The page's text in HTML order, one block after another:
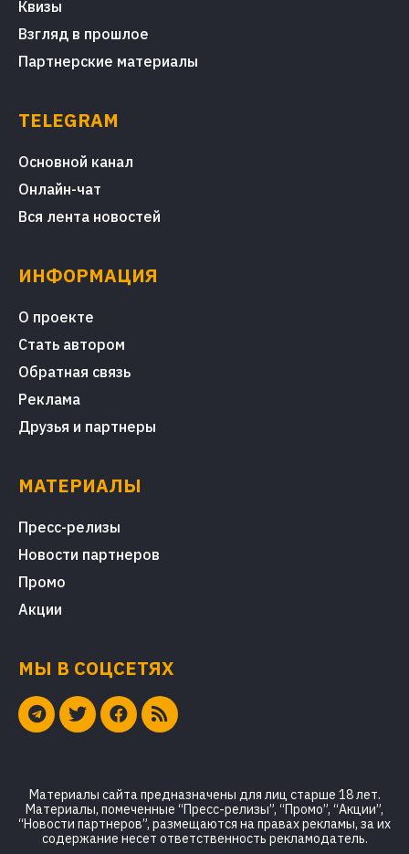
Квизы
Взгляд в прошлое
Партнерские материалы
TELEGRAM
Основной канал
Онлайн-чат
Вся лента новостей
ИНФОРМАЦИЯ
О проекте
Стать автором
Обратная связь
Реклама
Друзья и партнеры
МАТЕРИАЛЫ
Пресс-релизы
Новости партнеров
Промо
Акции
МЫ В СОЦСЕТЯХ
Материалы сайта предназначены для лиц старше 18 лет.
Материалы, помеченные “Пресс-релизы”, “Промо”, “Акции”,
“Новости партнеров”, размещаются на правах рекламы, за их
содержание несет ответственность рекламодатель.